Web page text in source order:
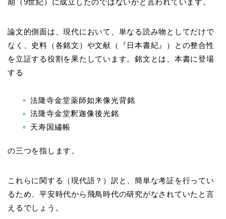
論文的側面は、現代において、単なる読み物としてだけで
なく、史料（各銘文）や文献（『日本書紀』）との整合性
を立証する役割を果たしています。銘文とは、本書に登場
する
法隆寺金堂薬師如来像光背銘
法隆寺金堂釈迦像後光銘
天寿国繡帳
の三つを指します。
これらに関する（現代語？）訳と、簡単な考証を行ってい
るため、平安時代から飛鳥時代の研究がなされていたと言
えるでしょう。